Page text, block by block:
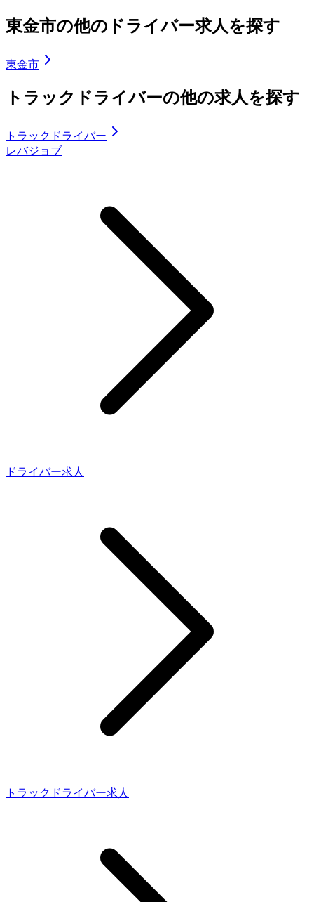
東金市の他のドライバー求人を探す
東金市
トラックドライバーの他の求人を探す
トラックドライバー
レバジョブ
ドライバー求人
トラックドライバー求人